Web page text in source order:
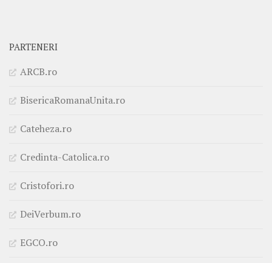
PARTENERI
ARCB.ro
BisericaRomanaUnita.ro
Cateheza.ro
Credinta-Catolica.ro
Cristofori.ro
DeiVerbum.ro
EGCO.ro